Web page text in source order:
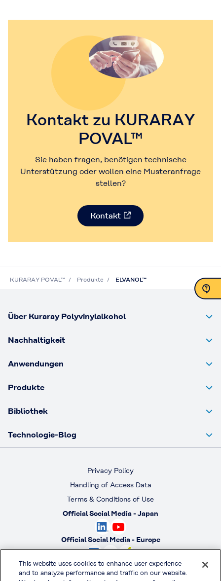
Kontakt zu KURARAY
POVAL™
Sie haben fragen, benötigen technische
Unterstützung oder wollen eine Musteranfrage
stellen?
Kontakt
KURARAY POVAL™ Produkte ELVANOL™
Über Kuraray Polyvinylalkohol
Nachhaltigkeit
Anwendungen
Produkte
Bibliothek
Technologie-Blog
Privacy Policy
Handling of Access Data
Terms & Conditions of Use
Official Social Media - Japan
Official Social Media - Europe
Official Social Media - America
This website uses cookies to enhance user experience
and to analyze performance and traffic on our website.